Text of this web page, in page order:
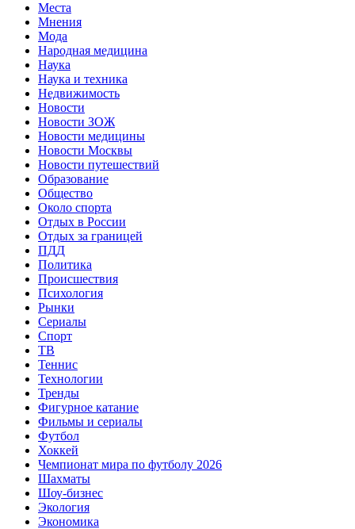
Места
Мнения
Мода
Народная медицина
Наука
Наука и техника
Недвижимость
Новости
Новости ЗОЖ
Новости медицины
Новости Москвы
Новости путешествий
Образование
Общество
Около спорта
Отдых в России
Отдых за границей
ПДД
Политика
Происшествия
Психология
Рынки
Сериалы
Спорт
ТВ
Теннис
Технологии
Тренды
Фигурное катание
Фильмы и сериалы
Футбол
Хоккей
Чемпионат мира по футболу 2026
Шахматы
Шоу-бизнес
Экология
Экономика